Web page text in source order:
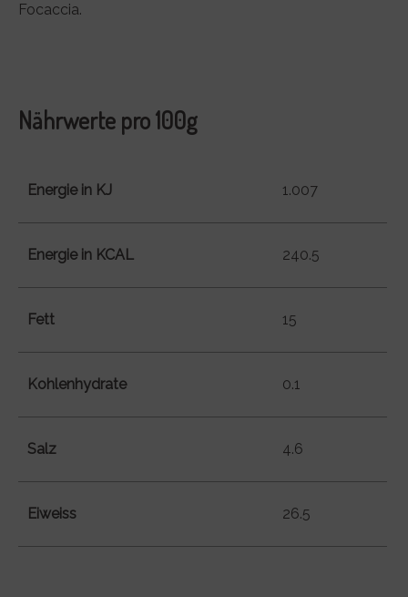
Focaccia.
Nährwerte pro 100g
Energie in KJ 1.007
Energie in KCAL 240.5
Fett 15
Kohlenhydrate 0.1
Salz 4.6
Eiweiss 26.5